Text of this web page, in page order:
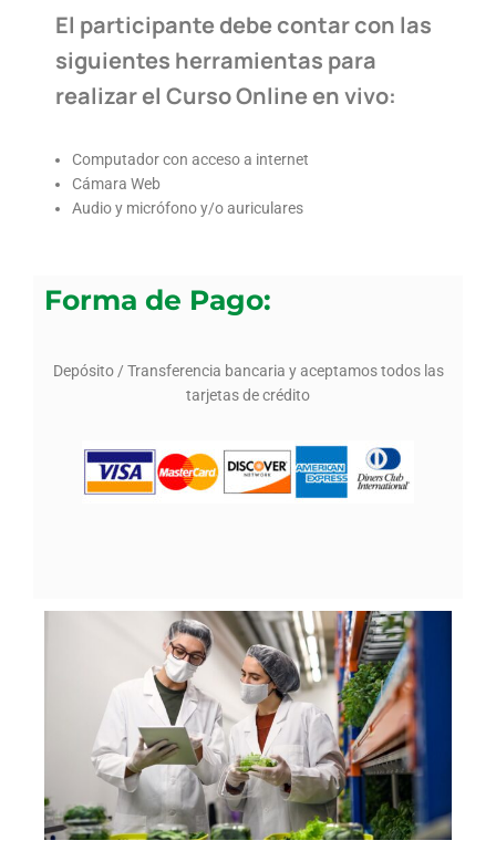
El participante debe contar con las
siguientes herramientas para
realizar el Curso Online en vivo:
Computador con acceso a internet
Cámara Web
Audio y micrófono y/o auriculares
Forma de Pago:
Depósito / Transferencia bancaria y aceptamos todos las
tarjetas de crédito